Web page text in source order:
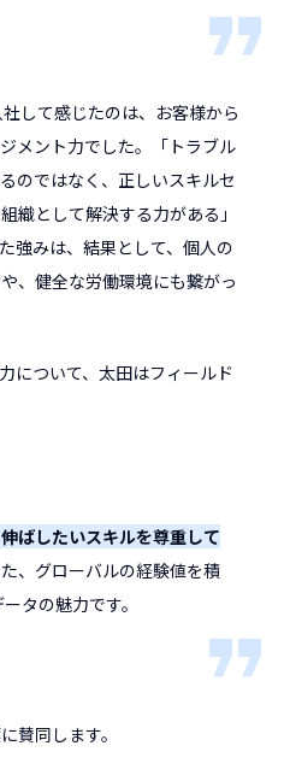
して感じたのは、お客様から
メント力でした。「トラブル
のではなく、正しいスキルセ
織として解決する力がある」
強みは、結果として、個人の
、健全な労働環境にも繋がっ
について、太田はフィールド
ばしたいスキルを尊重して
、グローバルの経験値を積
タの魅力です。
賛同します。